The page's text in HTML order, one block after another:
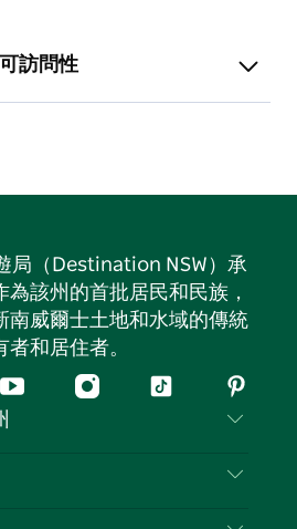
可訪問性
局（Destination NSW）承
為該州的首批居民和民族，
南威爾士土地和水域的傳統
者和居住者。
Youtube Instagram
抖